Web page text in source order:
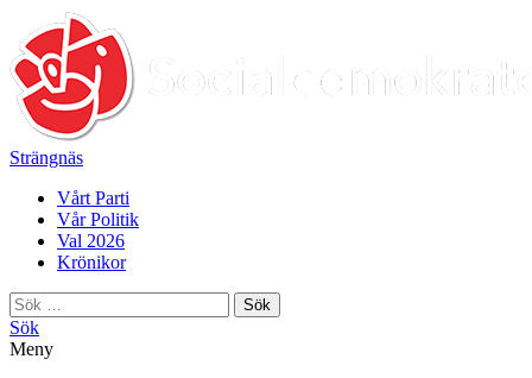
Strängnäs
Vårt Parti
Vår Politik
Val 2026
Krönikor
Sök
efter:
Sök
Meny